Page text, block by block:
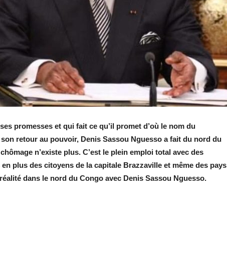
promesses et qui fait ce qu’il promet d’où le nom du
retour au pouvoir, Denis Sassou Nguesso a fait du nord du
n’existe plus. C’est le plein emploi total avec des
plus des citoyens de la capitale Brazzaville et même des pays
dans le nord du Congo avec Denis Sassou Nguesso.